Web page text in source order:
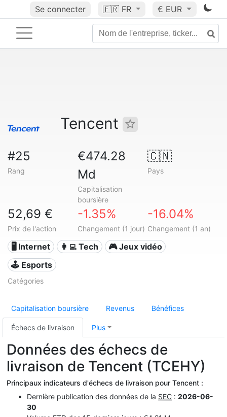
Se connecter 🇫🇷 FR € EUR
Tencent
#25
Rang
€474.28
Md
Capitalisation
boursière
🇨🇳
Pays
52,69 €
Prix de l'action
-1.35%
Changement (1 jour)
-16.04%
Changement (1 an)
🖥️ Internet 👩‍💻 Tech
🎮 Jeux vidéo
🕹️ Esports
Catégories
Capitalisation boursière Revenus Bénéfices
Échecs de livraison Plus
Données des échecs de
livraison de Tencent (TCEHY)
Principaux indicateurs d'échecs de livraison pour Tencent :
Dernière publication des données de la SEC : 2026-06-
30